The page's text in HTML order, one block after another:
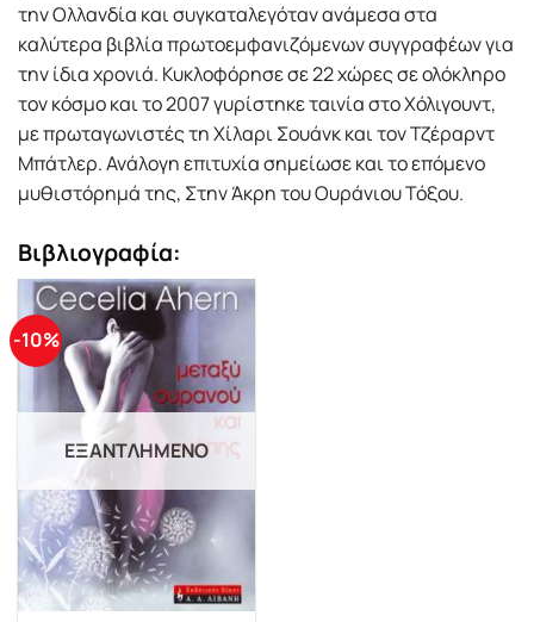
την Ολλανδία και συγκαταλεγόταν ανάμεσα στα
καλύτερα βιβλία πρωτοεμφανιζόμενων συγγραφέων για
την ίδια χρονιά. Κυκλοφόρησε σε 22 χώρες σε ολόκληρο
τον κόσμο και το 2007 γυρίστηκε ταινία στο Χόλιγουντ,
με πρωταγωνιστές τη Χίλαρι Σουάνκ και τον Τζέραρντ
Μπάτλερ. Ανάλογη επιτυχία σημείωσε και το επόμενο
μυθιστόρημά της, Στην Άκρη του Ουράνιου Τόξου.
Βιβλιογραφία:
-10%
ΕΞΑΝΤΛΗΜΈΝΟ